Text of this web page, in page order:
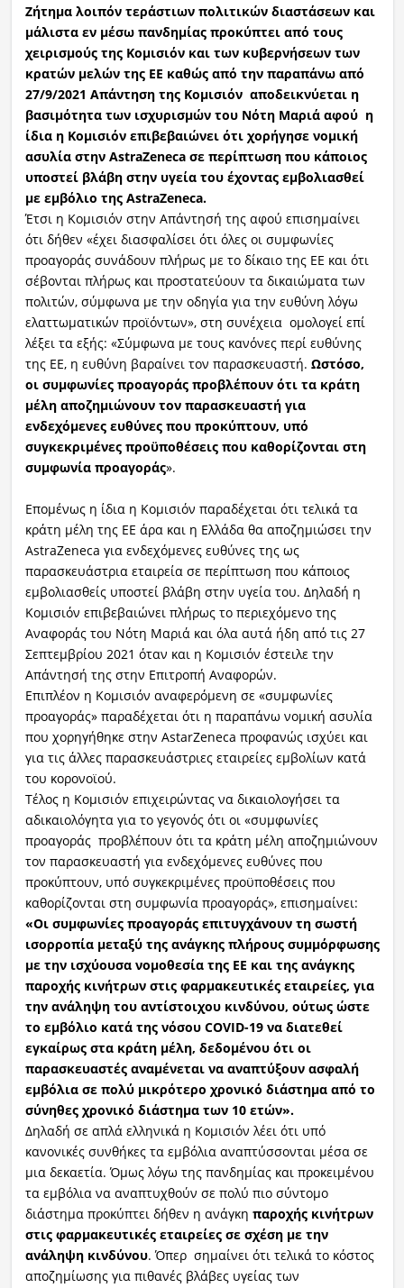
Ζήτημα λοιπόν τεράστιων πολιτικών διαστάσεων και
μάλιστα εν μέσω πανδημίας προκύπτει από τους
χειρισμούς της Κομισιόν και των κυβερνήσεων των
κρατών μελών της ΕΕ καθώς από την παραπάνω από
27/9/2021 Απάντηση της Κομισιόν αποδεικνύεται η
βασιμότητα των ισχυρισμών του Νότη Μαριά αφού η
ίδια η Κομισιόν επιβεβαιώνει ότι χορήγησε νομική
ασυλία στην AstraZeneca σε περίπτωση που κάποιος
υποστεί βλάβη στην υγεία του έχοντας εμβολιασθεί
με εμβόλιο της AstraZeneca.
Έτσι η Κομισιόν στην Απάντησή της αφού επισημαίνει
ότι δήθεν «έχει διασφαλίσει ότι όλες οι συμφωνίες
προαγοράς συνάδουν πλήρως με το δίκαιο της ΕΕ και ότι
σέβονται πλήρως και προστατεύουν τα δικαιώματα των
πολιτών, σύμφωνα με την οδηγία για την ευθύνη λόγω
ελαττωματικών προϊόντων», στη συνέχεια ομολογεί επί
λέξει τα εξής: «Σύμφωνα με τους κανόνες περί ευθύνης
της ΕΕ, η ευθύνη βαραίνει τον παρασκευαστή. Ωστόσο,
οι συμφωνίες προαγοράς προβλέπουν ότι τα κράτη
μέλη αποζημιώνουν τον παρασκευαστή για
ενδεχόμενες ευθύνες που προκύπτουν, υπό
συγκεκριμένες προϋποθέσεις που καθορίζονται στη
συμφωνία προαγοράς».
Επομένως η ίδια η Κομισιόν παραδέχεται ότι τελικά τα
κράτη μέλη της ΕΕ άρα και η Ελλάδα θα αποζημιώσει την
AstraZeneca για ενδεχόμενες ευθύνες της ως
παρασκευάστρια εταιρεία σε περίπτωση που κάποιος
εμβολιασθείς υποστεί βλάβη στην υγεία του. Δηλαδή η
Κομισιόν επιβεβαιώνει πλήρως το περιεχόμενο της
Αναφοράς του Νότη Μαριά και όλα αυτά ήδη από τις 27
Σεπτεμβρίου 2021 όταν και η Κομισιόν έστειλε την
Απάντησή της στην Επιτροπή Αναφορών.
Επιπλέον η Κομισιόν αναφερόμενη σε «συμφωνίες
προαγοράς» παραδέχεται ότι η παραπάνω νομική ασυλία
που χορηγήθηκε στην AstarZeneca προφανώς ισχύει και
για τις άλλες παρασκευάστριες εταιρείες εμβολίων κατά
του κορονοϊού.
Τέλος η Κομισιόν επιχειρώντας να δικαιολογήσει τα
αδικαιολόγητα για το γεγονός ότι οι «συμφωνίες
προαγοράς προβλέπουν ότι τα κράτη μέλη αποζημιώνουν
τον παρασκευαστή για ενδεχόμενες ευθύνες που
προκύπτουν, υπό συγκεκριμένες προϋποθέσεις που
καθορίζονται στη συμφωνία προαγοράς», επισημαίνει:
«Οι συμφωνίες προαγοράς επιτυγχάνουν τη σωστή
ισορροπία μεταξύ της ανάγκης πλήρους συμμόρφωσης
με την ισχύουσα νομοθεσία της ΕΕ και της ανάγκης
παροχής κινήτρων στις φαρμακευτικές εταιρείες, για
την ανάληψη του αντίστοιχου κινδύνου, ούτως ώστε
το εμβόλιο κατά της νόσου COVID-19 να διατεθεί
εγκαίρως στα κράτη μέλη, δεδομένου ότι οι
παρασκευαστές αναμένεται να αναπτύξουν ασφαλή
εμβόλια σε πολύ μικρότερο χρονικό διάστημα από το
σύνηθες χρονικό διάστημα των 10 ετών».
Δηλαδή σε απλά ελληνικά η Κομισιόν λέει ότι υπό
κανονικές συνθήκες τα εμβόλια αναπτύσσονται μέσα σε
μια δεκαετία. Όμως λόγω της πανδημίας και προκειμένου
τα εμβόλια να αναπτυχθούν σε πολύ πιο σύντομο
διάστημα προκύπτει δήθεν η ανάγκη παροχής κινήτρων
στις φαρμακευτικές εταιρείες σε σχέση με την
ανάληψη κινδύνου. Όπερ σημαίνει ότι τελικά το κόστος
αποζημίωσης για πιθανές βλάβες υγείας των